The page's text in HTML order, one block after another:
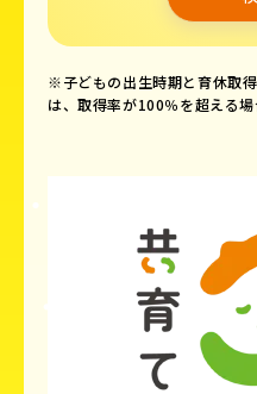
※子どもの出生時期と育休取
は、取得率が100％を超える場